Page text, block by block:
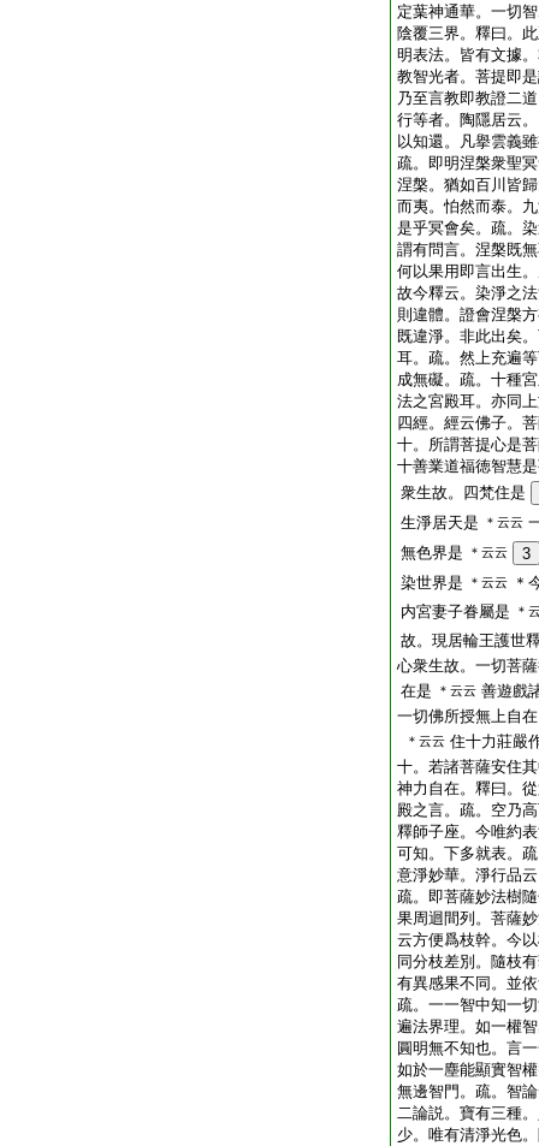
定葉神通華。一切
陰覆三界。釋曰。
明表法。皆有文據
教智光者。菩提即
乃至言教即教證二
行等者。陶隱居云
以知還。凡擧雲義
疏。即明涅槃衆聖
涅槃。猶如百川皆
而夷。怕然而泰。
是乎冥會矣。疏。
謂有問言。涅槃既
何以果用即言出生
故今釋云。染淨之
則違體。證會涅槃
既違淨。非此出矣
耳。疏。然上充遍
成無礙。疏。十種
法之宮殿耳。亦同
四經。經云佛子。
十。所謂菩提心是
十善業道福徳智慧
衆生故。四梵住是
生淨居天是
＊云云
無色界是
＊云云
3
染世界是
＊云云
＊
内宮妻子眷屬是
＊
故。現居輪王護世
心衆生故。一切菩
在是
＊云云 善遊戲
一切佛所授無上自
＊云云 住十力莊嚴
十。若諸菩薩安住
神力自在。釋曰。
殿之言。疏。空乃
釋師子座。今唯約
可知。下多就表。
意淨妙華。淨行品
疏。即菩薩妙法樹
果周迴間列。菩薩
云方便爲枝幹。今
同分枝差別。隨枝
有異感果不同。並
疏。一一智中知一
遍法界理。如一權
圓明無不知也。言
如於一塵能顯實智
無邊智門。疏。智
二論説。寶有三種
少。唯有清淨光色